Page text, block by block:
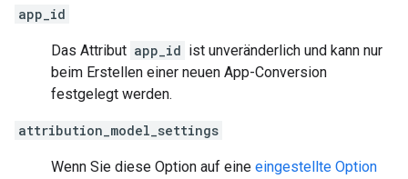
app_id
Das Attribut app_id ist unveränderlich und kann nur
beim Erstellen einer neuen App-Conversion
festgelegt werden.
attribution_model_settings
Wenn Sie diese Option auf eine eingestellte Option